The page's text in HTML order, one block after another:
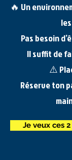
🔥 Un
Pas besoin
Il suffit de
⚠️
Réserve ton
Je veux ces